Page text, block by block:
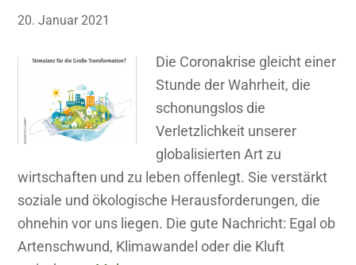
20. Januar 2021
Die Coronakrise gleicht einer
Stunde der Wahrheit, die
schonungslos die
Verletzlichkeit unserer
globalisierten Art zu
wirtschaften und zu leben offenlegt. Sie verstärkt
soziale und ökologische Herausforderungen, die
ohnehin vor uns liegen. Die gute Nachricht: Egal ob
Artenschwund, Klimawandel oder die Kluft